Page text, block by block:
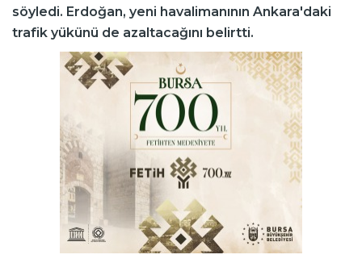
söyledi. Erdoğan, yeni havalimanının Ankara'daki
trafik yükünü de azaltacağını belirtti.